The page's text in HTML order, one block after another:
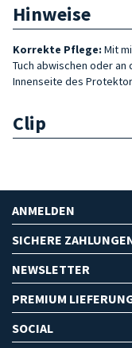
Hinweise
Korrekte Pflege: Mit
Tuch abwischen oder
Innenseite des
Clip
ANMELDEN
SICHERE
NEWSLETTER
PREMIUM
SOCIAL